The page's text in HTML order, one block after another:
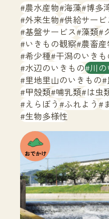
文字サイズ 小
生物多様性ふくおか
サイト
農水産物 海藻 博多
外来生物 供給サー
基盤サービス 藻類
いきもの観察 農畜
希少種 干潟のいき
水辺のいきもの 川
里地里山のいきもの
甲殻類 哺乳類 は虫
えらぼう ふれよう
生物多様性
注目の
いきも
の